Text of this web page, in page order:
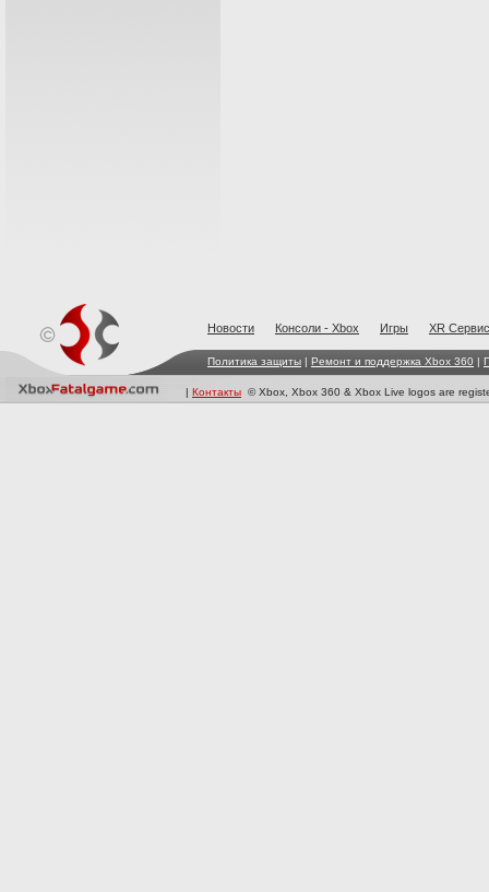
Новости Консоли - Xbox Игры XR
Политика защиты | Ремонт и поддержка Xbox 360 |
| Контакты © Xbox, Xbox 360 & Xbox Live logos are